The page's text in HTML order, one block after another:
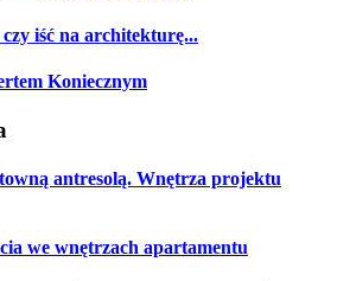
iść na architekturę...
Koniecznym
antresolą. Wnętrza projektu
we wnętrzach apartamentu